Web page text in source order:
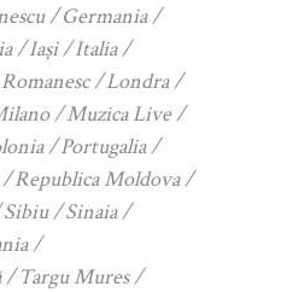
Germania
Iași
Italia
Londra
Muzica Live
Portugalia
Republica Moldova
Sibiu
Sinaia
Targu Mures